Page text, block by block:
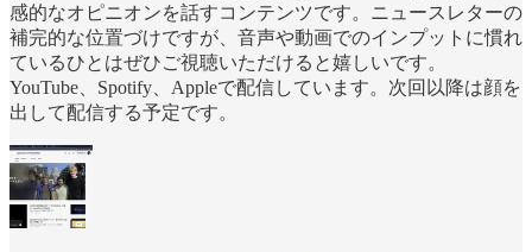
感的なオピニオンを話すコンテンツです。ニュースレターの
補完的な位置づけですが、音声や動画でのインプットに慣れ
ているひとはぜひご視聴いただけると嬉しいです。
YouTube、Spotify、Appleで配信しています。次回以降は顔を
出して配信する予定です。